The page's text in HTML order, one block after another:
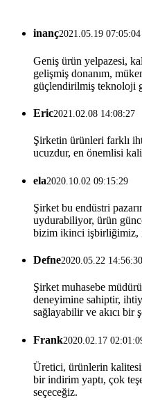
inanç2021.05.19 07:05:04
Geniş ürün yelpazesi,
gelişmiş donanım,
güçlendirilmiş teknoloji
Eric2021.02.08 14:08:27
Şirketin ürünleri farklı
ucuzdur, en önemlisi
ela2020.10.02 09:15:29
Şirket bu endüstri
uydurabiliyor, ürün
bizim ikinci işbirliğimiz,
Defne2020.05.22 14:56:30
Şirket muhasebe
deneyimine sahiptir,
sağlayabilir ve akıcı bir
Frank2020.02.17
Üretici, ürünlerin
bir indirim yaptı, çok
seçeceğiz.